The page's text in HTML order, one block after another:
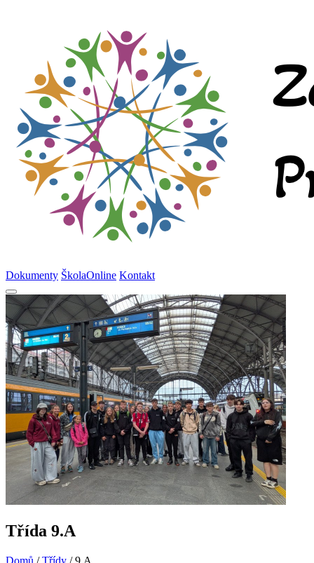
Dokumenty ŠkolaOnline Kontakt
Třída 9.A
Domů / Třídy / 9.A